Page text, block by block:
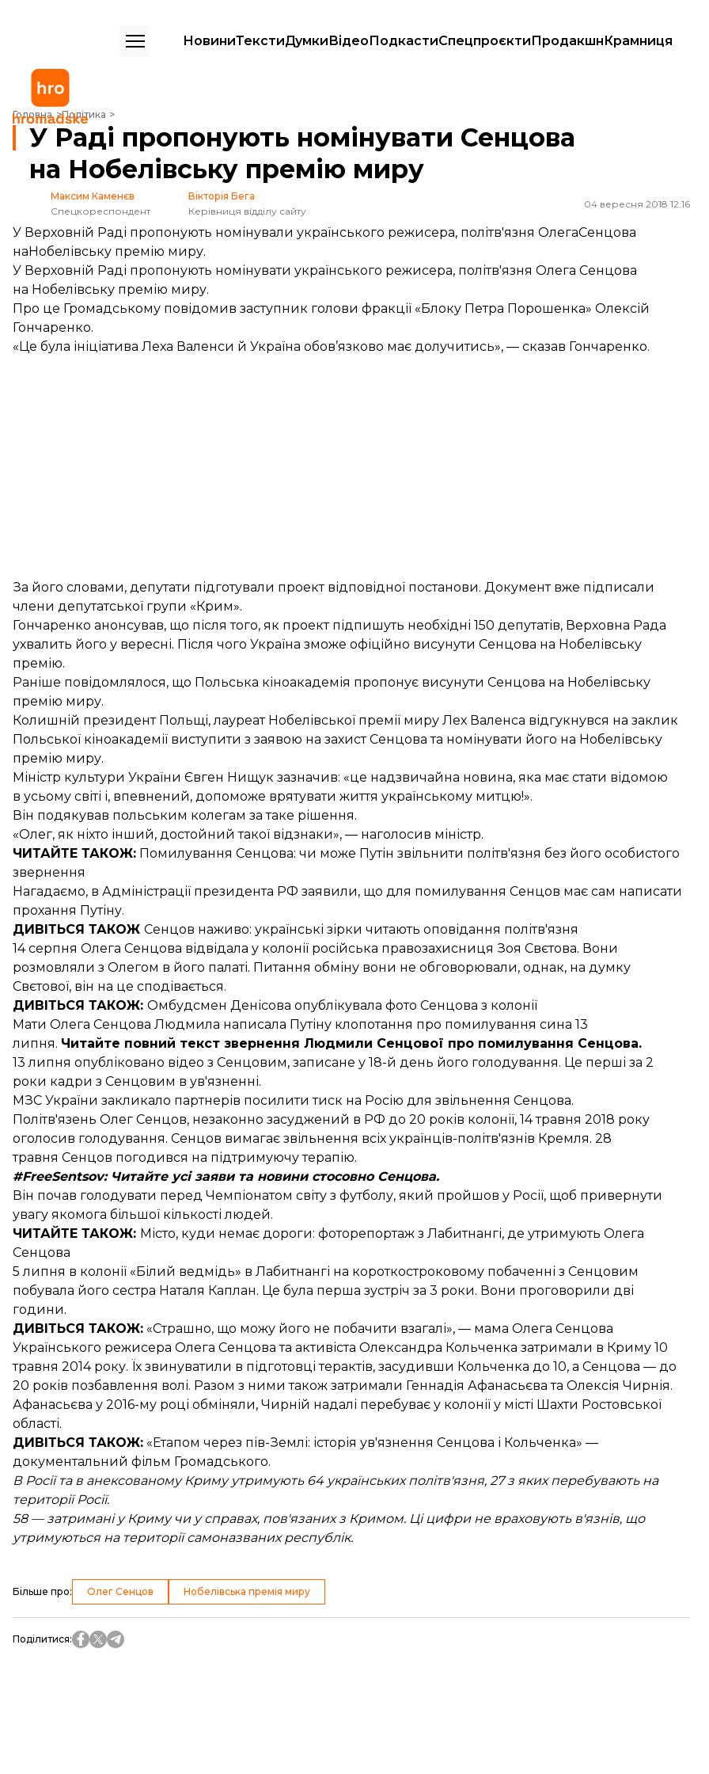
НовиниТекстиДумкиВідеоПодкастиСпецпроєктиПродакшнКрамниця
Головна Політика
У Раді пропонують номінувати Сенцова на Нобелівську премію миру
У Раді пропонують номінувати Сенцова
на Нобелівську премію миру
Максим Каменєв
Спецкореспондент
Вікторія Бега
Керівниця відділу сайту
04 вересня 2018 12:16
У Верховній Раді пропонують номінували українського режисера, політв'язня ОлегаСенцова
наНобелівську премію миру.
У Верховній Раді пропонують номінувати українського режисера, політв'язня Олега Сенцова
на Нобелівську премію миру.
Про це Громадському повідомив заступник голови фракції «Блоку Петра Порошенка» Олексій
Гончаренко.
«Це була ініціатива Леха Валенси й Україна обов’язково має долучитись», — сказав Гончаренко.
За його словами, депутати підготували проект відповідної постанови. Документ вже підписали
члени депутатської групи «Крим».
Гончаренко анонсував, що після того, як проект підпишуть необхідні 150 депутатів, Верховна Рада
ухвалить його у вересні. Після чого Україна зможе офіційно висунути Сенцова на Нобелівську
премію.
Раніше повідомлялося, що Польська кіноакадемія пропонує висунути Сенцова на Нобелівську
премію миру.
Колишній президент Польщі, лауреат Нобелівської премії миру Лех Валенса відгукнувся на заклик
Польської кіноакадемії виступити з заявою на захист Сенцова та номінувати його на Нобелівську
премію миру.
Міністр культури України Євген Нищук зазначив: «це надзвичайна новина, яка має стати відомою
в усьому світі і, впевнений, допоможе врятувати життя українському митцю!».
Він подякував польським колегам за таке рішення.
«Олег, як ніхто інший, достойний такої відзнаки», — наголосив міністр.
ЧИТАЙТЕ ТАКОЖ: Помилування Сенцова: чи може Путін звільнити політв'язня без його особистого
звернення
Нагадаємо, в Адміністрації президента РФ заявили, що для помилування Сенцов має сам написати
прохання Путіну.
ДИВІТЬСЯ ТАКОЖ Сенцов наживо: українські зірки читають оповідання політв'язня
14 серпня Олега Сенцова відвідала у колонії російська правозахисниця Зоя Свєтова. Вони
розмовляли з Олегом в його палаті. Питання обміну вони не обговорювали, однак, на думку
Свєтової, він на це сподівається.
ДИВІТЬСЯ ТАКОЖ: Омбудсмен Денісова опублікувала фото Сенцова з колонії
Мати Олега Сенцова Людмила написала Путіну клопотання про помилування сина 13
липня. Читайте повний текст звернення Людмили Сенцової про помилування Сенцова.
13 липня опубліковано відео з Сенцовим, записане у 18-й день його голодування. Це перші за 2
роки кадри з Сенцовим в ув'язненні.
МЗС України закликало партнерів посилити тиск на Росію для звільнення Сенцова.
Політв'язень Олег Сенцов, незаконно засуджений в РФ до 20 років колонії, 14 травня 2018 року
оголосив голодування. Сенцов вимагає звільнення всіх українців-політв'язнів Кремля. 28
травня Сенцов погодився на підтримуючу терапію.
#FreeSentsov: Читайте усі заяви та новини стосовно Сенцова.
Він почав голодувати перед Чемпіонатом світу з футболу, який пройшов у Росії, щоб привернути
увагу якомога більшої кількості людей.
ЧИТАЙТЕ ТАКОЖ: Місто, куди немає дороги: фоторепортаж з Лабитнангі, де утримують Олега
Сенцова
5 липня в колонії «Білий ведмідь» в Лабитнангі на короткостроковому побаченні з Сенцовим
побувала його сестра Наталя Каплан. Це була перша зустріч за 3 роки. Вони проговорили дві
години.
ДИВІТЬСЯ ТАКОЖ: «Страшно, що можу його не побачити взагалі», — мама Олега Сенцова
Українського режисера Олега Сенцова та активіста Олександра Кольченка затримали в Криму 10
травня 2014 року. Їх звинуватили в підготовці терактів, засудивши Кольченка до 10, а Сенцова — до
20 років позбавлення волі. Разом з ними також затримали Геннадія Афанасьєва та Олексія Чирнія.
Афанасьєва у 2016-му році обміняли, Чирній надалі перебуває у колонії у місті Шахти Ростовської
області.
ДИВІТЬСЯ ТАКОЖ: «Етапом через пів-Землі: історія ув'язнення Сенцова і Кольченка» —
документальний фільм Громадського.
В Росії та в анексованому Криму утримують 64 українських політв'язня, 27 з яких перебувають на
території Росії.
58 — затримані у Криму чи у справах, пов'язаних з Кримом. Ці цифри не враховують в'язнів, що
утримуються на території самоназваних республік.
Більше про: Олег Сенцов Нобелівська премія миру
Поділитися: